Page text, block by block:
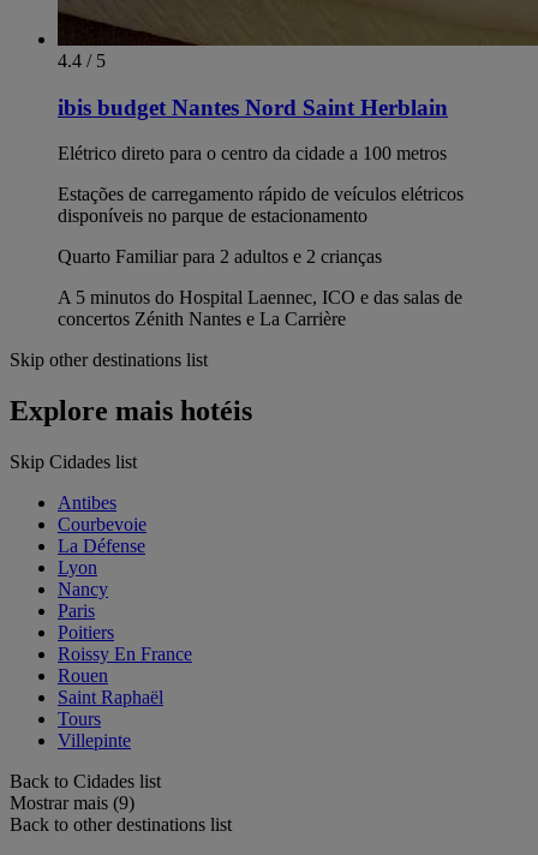
4.4 / 5
ibis budget Nantes Nord Saint Herblain
Elétrico direto para o centro da cidade a 100 metros
Estações de carregamento rápido de veículos elétricos
disponíveis no parque de estacionamento
Quarto Familiar para 2 adultos e 2 crianças
A 5 minutos do Hospital Laennec, ICO e das salas de
concertos Zénith Nantes e La Carrière
Skip other destinations list
Explore mais hotéis
Skip Cidades list
Antibes
Courbevoie
La Défense
Lyon
Nancy
Paris
Poitiers
Roissy En France
Rouen
Saint Raphaël
Tours
Villepinte
Back to Cidades list
Mostrar mais (9)
Back to other destinations list